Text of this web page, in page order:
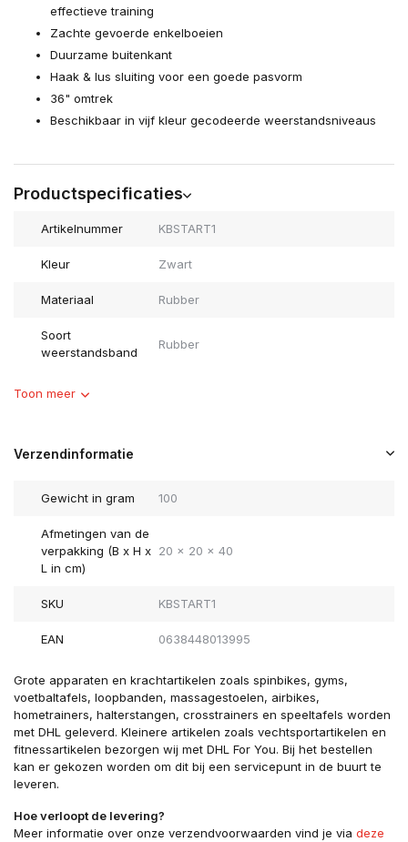
effectieve training
Zachte gevoerde enkelboeien
Duurzame buitenkant
Haak & lus sluiting voor een goede pasvorm
36" omtrek
Beschikbaar in vijf kleur gecodeerde weerstandsniveaus
Productspecificaties
Artikelnummer KBSTART1
Kleur Zwart
Materiaal Rubber
Soort
weerstandsband
Rubber
Toon meer
Verzendinformatie
Gewicht in gram 100
Afmetingen van de
verpakking (B x H x
L in cm)
20 x 20 x 40
SKU KBSTART1
EAN 0638448013995
Grote apparaten en krachtartikelen zoals spinbikes, gyms,
voetbaltafels, loopbanden, massagestoelen, airbikes,
hometrainers, halterstangen, crosstrainers en speeltafels worden
met DHL geleverd. Kleinere artikelen zoals vechtsportartikelen en
fitnessartikelen bezorgen wij met DHL For You. Bij het bestellen
kan er gekozen worden om dit bij een servicepunt in de buurt te
leveren.
Hoe verloopt de levering?
Meer informatie over onze verzendvoorwaarden vind je via deze